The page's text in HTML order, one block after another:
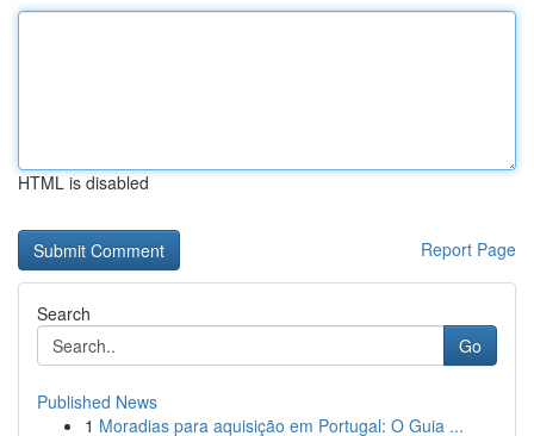
HTML is disabled
Report Page
Search
Go
Published News
1 Moradias para aquisição em Portugal: O Guia ...